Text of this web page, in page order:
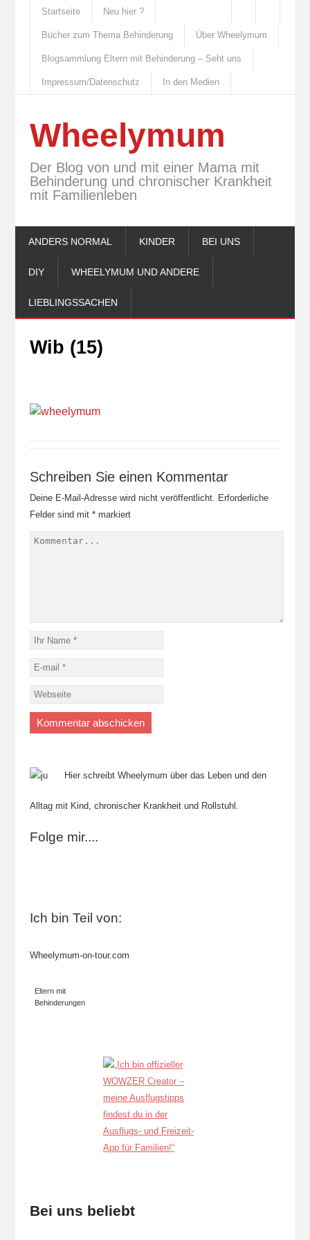
Startseite Neu hier ?
Bücher zum Thema Behinderung Über Wheelymum
Blogsammlung Eltern mit Behinderung – Seht uns
Impressum/Datenschutz In den Medien
Wheelymum
Der Blog von und mit einer Mama mit
Behinderung und chronischer Krankheit
mit Familienleben
ANDERS NORMAL KINDER BEI UNS
DIY WHEELYMUM UND ANDERE
LIEBLINGSSACHEN
Wib (15)
Schreiben Sie einen Kommentar
Deine E-Mail-Adresse wird nicht veröffentlicht. Erforderliche
Felder sind mit *markiert
Hier schreibt Wheelymum über das Leben und den
Alltag mit Kind, chronischer Krankheit und Rollstuhl.
Folge mir....
Ich bin Teil von:
Wheelymum-on-tour.com
Eltern mit
Behinderungen
Bei uns beliebt